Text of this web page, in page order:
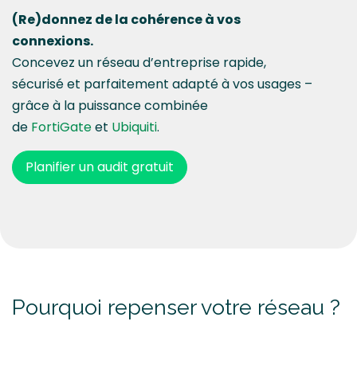
(Re)donnez de la cohérence à vos
connexions.
Concevez un réseau d’entreprise rapide,
sécurisé et parfaitement adapté à vos usages –
grâce à la puissance combinée
de FortiGateet Ubiquiti.
Planifier un audit gratuit
Pourquoi repenser votre réseau ?